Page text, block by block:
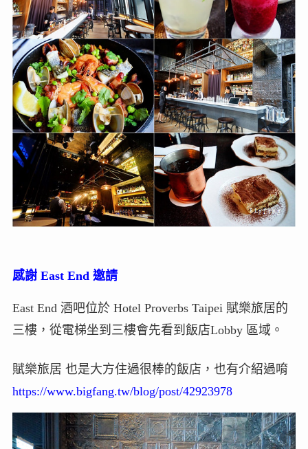
感謝 East End 邀請
East End 酒吧位於 Hotel Proverbs Taipei 賦樂旅居的
三樓，從電梯坐到三樓會先看到飯店Lobby 區域。
賦樂旅居 也是大方住過很棒的飯店，也有介紹過唷
https://www.bigfang.tw/blog/post/42923978